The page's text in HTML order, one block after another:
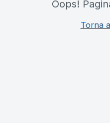
Oops!
Torna